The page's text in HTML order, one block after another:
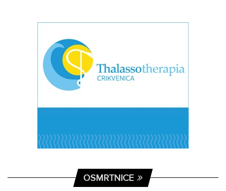
OSMRTNICE